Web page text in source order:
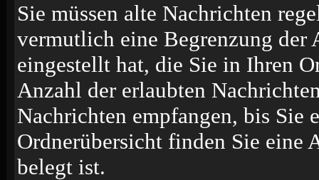
Sie müssen alte Nachrichten
vermutlich eine Begrenzung der
eingestellt hat, die Sie in Ihren
Anzahl der erlaubten
Nachrichten empfangen, bis Sie
Ordnerübersicht finden Sie eine
belegt ist.